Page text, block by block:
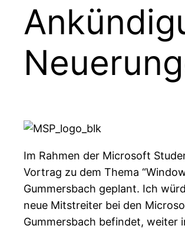
Im Rahmen der Microsoft
Vortrag zu dem Thema
Gummersbach geplant. Ich
neue Mitstreiter bei den
Gummersbach befindet, weiter